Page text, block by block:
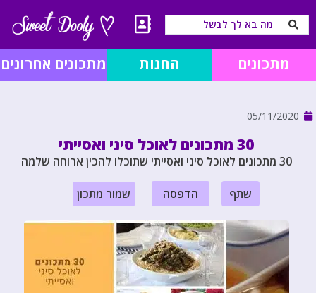
מתכונים החנות מתכונים אחרונים
05/11/2020
30 מתכונים לאוכל סיני ואסייתי
30 מתכונים לאוכל סיני ואסייתי שתוכלו להכין ארוחה שלמה
שתף הדפסה שמור מתכון